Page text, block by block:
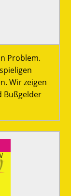
Problem.
Wir zeigen
Bußgelder